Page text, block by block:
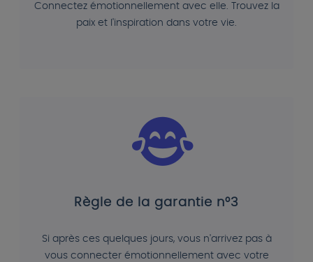
Connectez émotionnellement avec elle. Trouvez la
paix et l'inspiration dans votre vie.
Règle de la garantie n°3
Si après ces quelques jours, vous n'arrivez pas à
vous connecter émotionnellement avec votre